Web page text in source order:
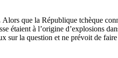
Alors que la République tchèque
étaient à l’origine d’explosions
sur la question et ne prévoit de